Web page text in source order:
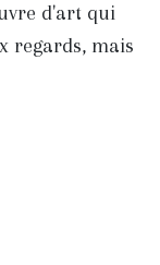
d'art qui
regards, mais